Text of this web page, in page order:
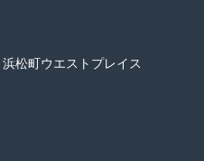
松町ウエストプレイス